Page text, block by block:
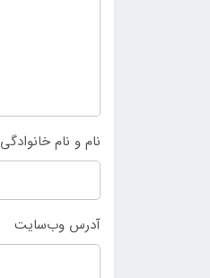
نام و نام خانوادگی
آدرس وب‌سایت